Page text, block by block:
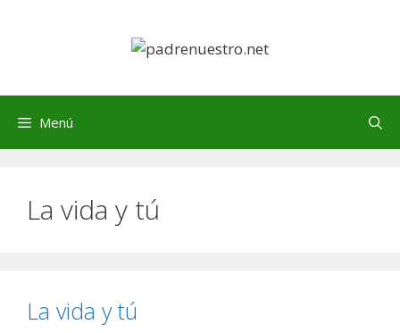
Menú
La vida y tú
La vida y tú